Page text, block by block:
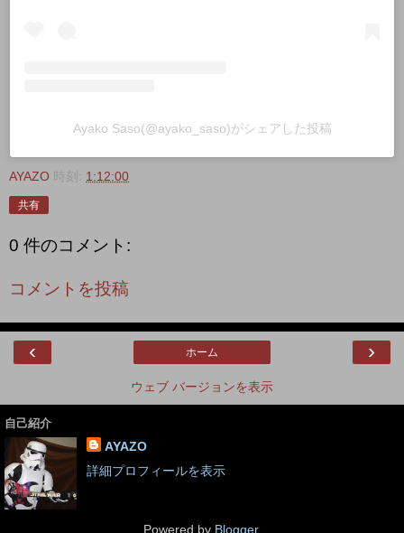
Ayako Saso(@ayako_saso)がシェアした投稿
AYAZO 時刻: 1:12:00
共有
0 件のコメント:
コメントを投稿
‹ ›
ホーム
ウェブ バージョンを表示
自己紹介
AYAZO
詳細プロフィールを表示
Powered by Blogger.